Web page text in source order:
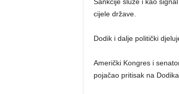
cijele države.
Dodik i dalje politički
Američki Kongres i
pojačao pritisak na